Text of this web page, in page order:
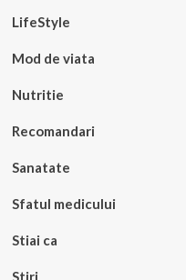
LifeStyle
Mod de viata
Nutritie
Recomandari
Sanatate
Sfatul medicului
Stiai ca
Stiri